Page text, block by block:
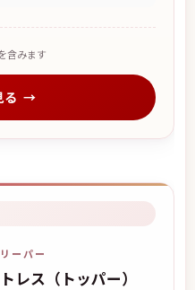
含みます
る
ーパー
レス（トッパー）